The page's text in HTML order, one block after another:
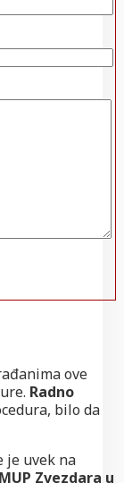
ove
Radno
bilo da
je uvek na
MUP Zvezdara u